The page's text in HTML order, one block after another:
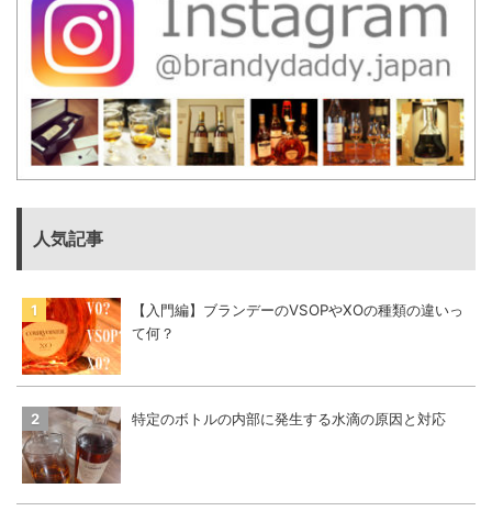
人気記事
【入門編】ブランデーのVSOPやXOの種類の違いっ
て何？
特定のボトルの内部に発生する水滴の原因と対応